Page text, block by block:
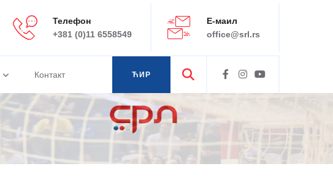
Телефон
+381 (0)11 6558549
Е-маил
office@srl.rs
Контакт
ЋИР